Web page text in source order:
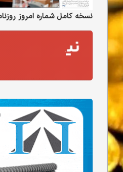
نسخه کامل شماره امروز